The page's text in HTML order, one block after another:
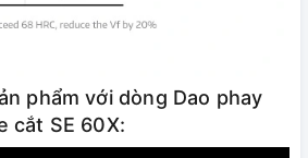
phẩm với dòng Dao phay
cắt SE 60X: